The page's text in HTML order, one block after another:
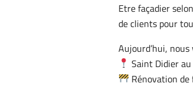
Etre façadier
de clients pour
Aujourd’hui,
Saint Didier au
Rénovation